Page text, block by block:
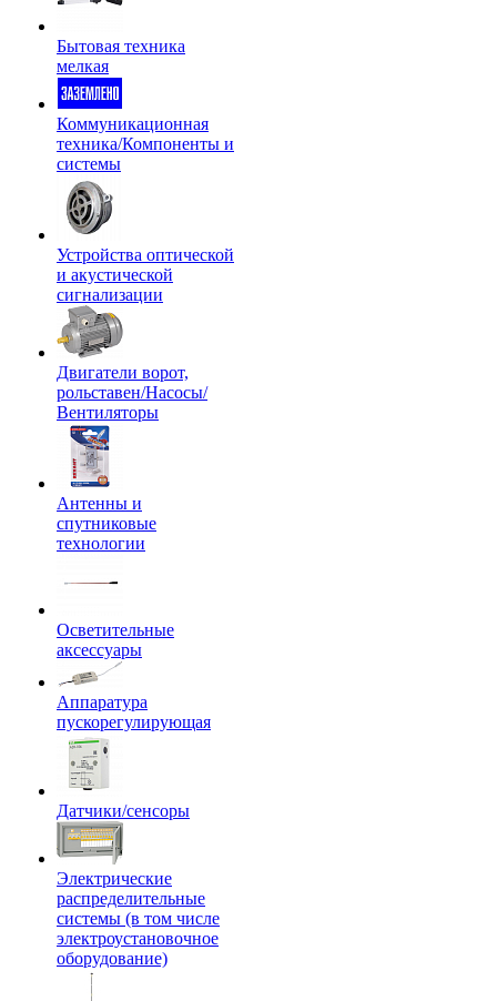
Бытовая техника
мелкая
Коммуникационная
техника/Компоненты и
системы
Устройства оптической
и акустической
сигнализации
Двигатели ворот,
рольставен/Насосы/
Вентиляторы
Антенны и
спутниковые
технологии
Осветительные
аксессуары
Аппаратура
пускорегулирующая
Датчики/сенсоры
Электрические
распределительные
системы (в том числе
электроустановочное
оборудование)